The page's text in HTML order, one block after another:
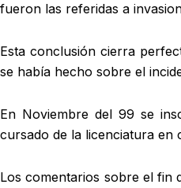
fueron las referidas a
Esta conclusión cierra
se había hecho sobre el
En Noviembre del 99 se
cursado de la licenciatura en
Los comentarios sobre el fin